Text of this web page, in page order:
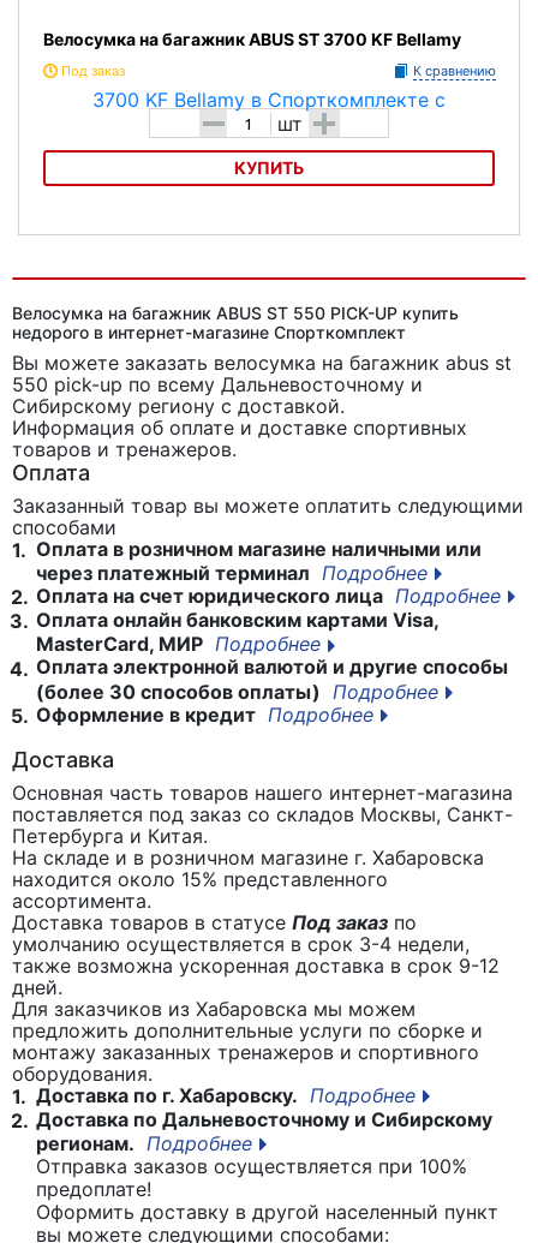
Велосумка на багажник ABUS ST 3700 KF Bellamy
Под заказ К сравнению
- шт +
КУПИТЬ
Велосумка на багажник ABUS ST 550 PICK-UP купить
недорого в интернет-магазине Спорткомплект
Вы можете заказать велосумка на багажник abus st
550 pick-up по всему Дальневосточному и
Сибирскому региону с доставкой.
Информация об оплате и доставке спортивных
товаров и тренажеров.
Оплата
Заказанный товар вы можете оплатить следующими
способами
1. Оплата в розничном магазине наличными или
через платежный терминал Подробнее
2. Оплата на счет юридического лица Подробнее
3. Оплата онлайн банковским картами Visa,
MasterCard, МИР Подробнее
4. Оплата электронной валютой и другие способы
(более 30 способов оплаты)
Подробнее
5. Оформление в кредит Подробнее
Доставка
Основная часть товаров нашего интернет-магазина
поставляется под заказ со складов Москвы, Санкт-
Петербурга и Китая.
На складе и в розничном магазине г. Хабаровска
находится около 15% представленного
ассортимента.
Доставка товаров в статусе Под заказ по
умолчанию осуществляется в срок 3-4 недели,
также возможна ускоренная доставка в срок 9-12
дней.
Для заказчиков из Хабаровска мы можем
предложить дополнительные услуги по сборке и
монтажу заказанных тренажеров и спортивного
оборудования.
1. Доставка по г. Хабаровску. Подробнее
2. Доставка по Дальневосточному и Сибирскому
регионам. Подробнее
Отправка заказов осуществляется при 100%
предоплате!
Оформить доставку в другой населенный пункт
вы можете следующими способами: